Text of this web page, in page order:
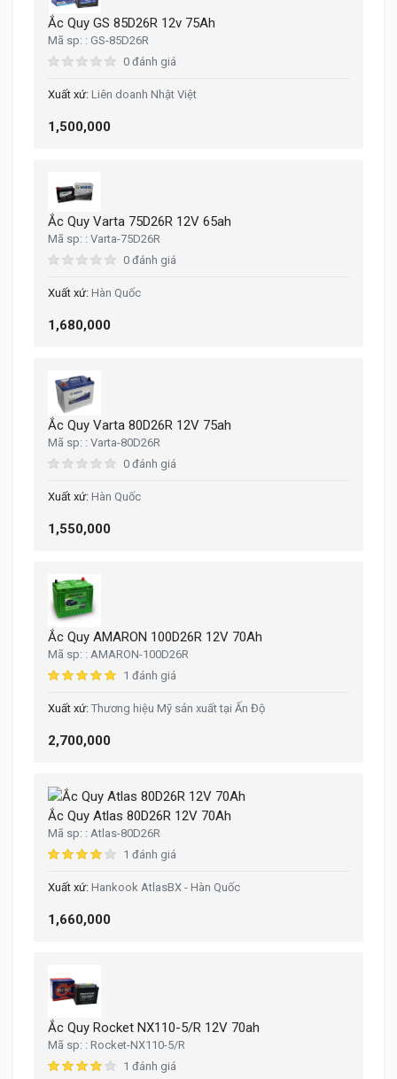
Ắc Quy GS 85D26R 12v 75Ah
GS-85D26R
0 đánh giá
Liên doanh Nhật Việt
1,500,000
Ắc Quy Varta 75D26R 12V 65ah
Varta-75D26R
0 đánh giá
Hàn Quốc
1,680,000
Ắc Quy Varta 80D26R 12V 75ah
Varta-80D26R
0 đánh giá
Hàn Quốc
1,550,000
Ắc Quy AMARON 100D26R 12V 70Ah
AMARON-100D26R
1 đánh giá
Thương hiệu Mỹ sản xuất tại Ấn Độ
2,700,000
Ắc Quy Atlas 80D26R 12V 70Ah
Atlas-80D26R
1 đánh giá
Hankook AtlasBX - Hàn Quốc
1,660,000
Ắc Quy Rocket NX110-5/R 12V 70ah
Rocket-NX110-5/R
1 đánh giá